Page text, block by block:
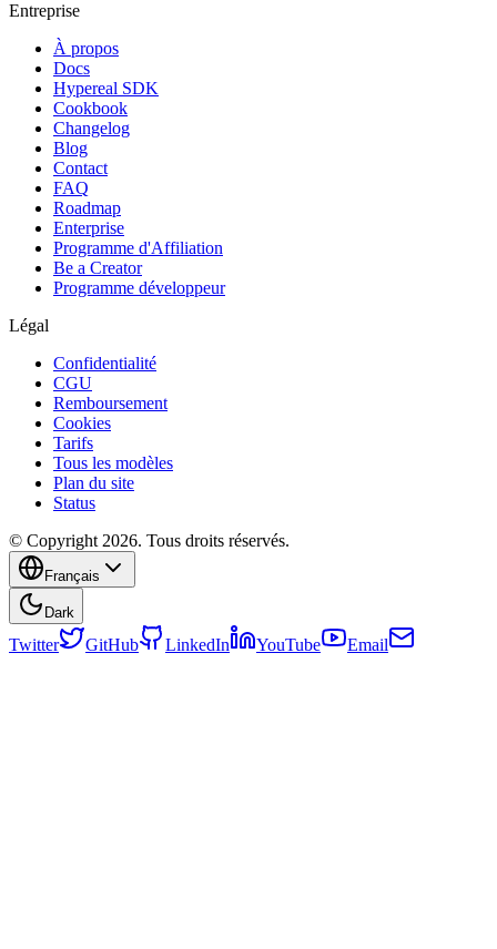
Entreprise
À propos
Docs
Hypereal SDK
Cookbook
Changelog
Blog
Contact
FAQ
Roadmap
Enterprise
Programme d'Affiliation
Be a Creator
Programme développeur
Légal
Confidentialité
CGU
Remboursement
Cookies
Tarifs
Tous les modèles
Plan du site
Status
© Copyright 2026. Tous droits réservés.
Français
Dark
Twitter GitHub LinkedIn YouTube Email